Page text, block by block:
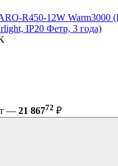
R450-12W Warm3000
IP20 Фетр, 3 года)
— 21 86772 ₽